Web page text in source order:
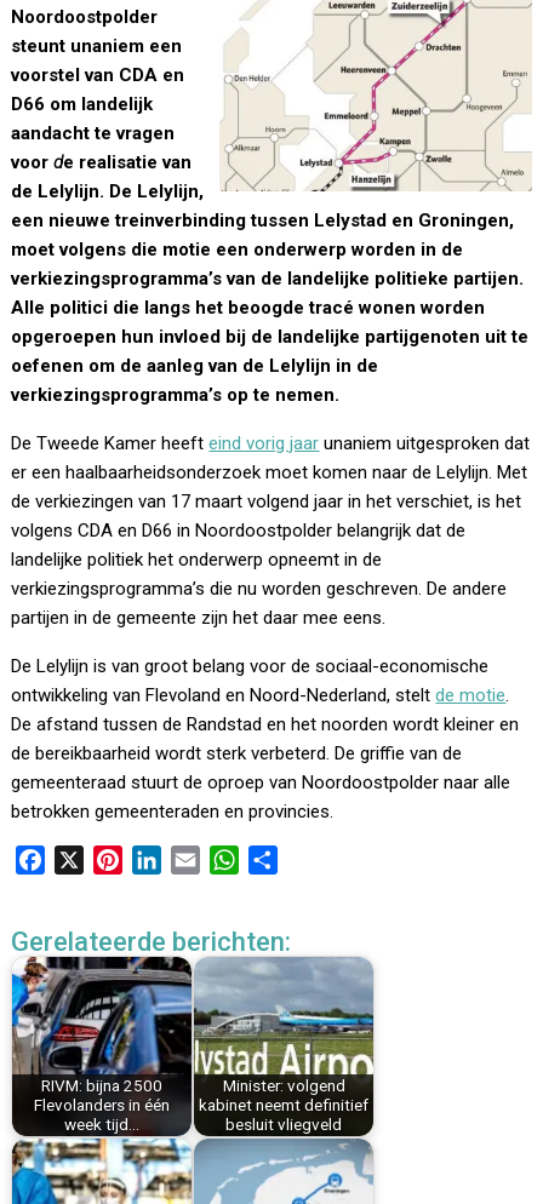
Noordoostpolder
steunt unaniem een
voorstel van CDA en
D66 om landelijk
aandacht te vragen
voorde realisatie van
de Lelylijn. De Lelylijn,
een nieuwe treinverbinding tussen Lelystad en Groningen,
moet volgens die motie een onderwerp worden in de
verkiezingsprogramma’s van de landelijke politieke partijen.
Alle politici die langs het beoogde tracé wonen worden
opgeroepen hun invloed bij de landelijke partijgenoten uit te
oefenen om de aanleg van de Lelylijn in de
verkiezingsprogramma’s op te nemen.
De Tweede Kamer heefteind vorig jaar unaniem uitgesproken dat
er een haalbaarheidsonderzoek moet komen naar de Lelylijn. Met
de verkiezingen van 17 maart volgend jaar in het verschiet, is het
volgens CDA en D66 in Noordoostpolder belangrijk dat de
landelijke politiek het onderwerp opneemt in de
verkiezingsprogramma’s die nu worden geschreven. De andere
partijen in de gemeente zijn het daar mee eens.
De Lelylijn is van groot belang voor de sociaal-economische
ontwikkeling van Flevoland en Noord-Nederland, steltde motie.
De afstand tussen de Randstad en het noorden wordt kleiner en
de bereikbaarheid wordt sterk verbeterd. De griffie van de
gemeenteraad stuurt de oproep van Noordoostpolder naar alle
betrokken gemeenteraden en provincies.
e
b
o
o
k
t
e
r
e
s
t
k
e
d
I
n
i
W
t
s
p
p
e
n
Gerelateerde berichten:
RIVM: bijna 2500
Flevolanders in één
week tijd…
Minister: volgend
kabinet neemt definitief
besluit vliegveld